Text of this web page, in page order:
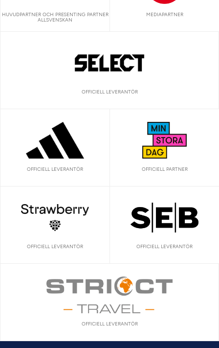
HUVUDPARTNER OCH PRESENTING PARTNER
ALLSVENSKAN
MEDIAPARTNER
OFFICIELL LEVERANTÖR
OFFICIELL LEVERANTÖR OFFICIELL PARTNER
OFFICIELL LEVERANTÖR OFFICIELL LEVERANTÖR
OFFICIELL LEVERANTÖR